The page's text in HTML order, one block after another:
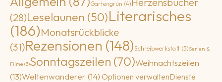
Gartengrün (4)
(28)Leselaunen (50)Literarisches
(186)Monatsrückblicke
(31)Rezensionen (148)Schreibwerkstatt (5)Serien &
Filme (3)Sonntagszeilen (70)Weihnachtszeilen
(13)Weltenwanderer (14) Optionen verwaltenDienste